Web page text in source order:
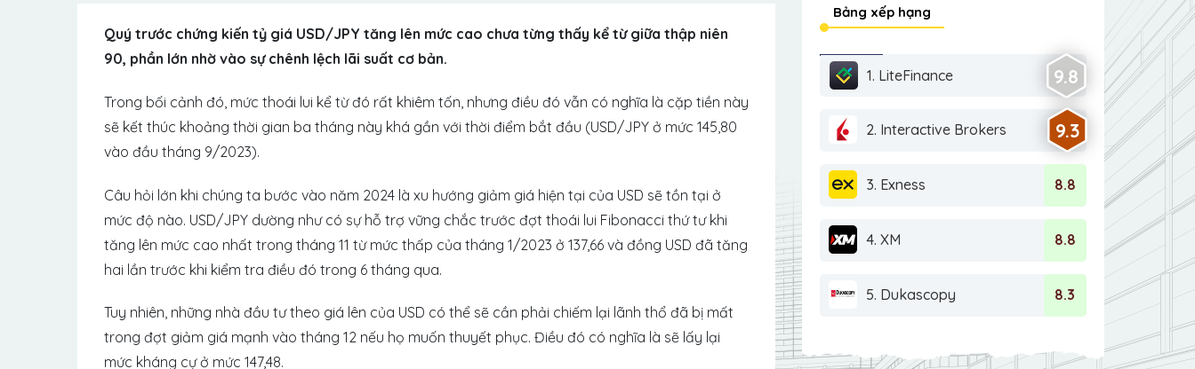
Quý trước chứng kiến ​​tỷ giá USD/JPY tăng lên mức cao chưa từng thấy kể từ giữa thập niên
90, phần lớn nhờ vào sự chênh lệch lãi suất cơ bản.
Trong bối cảnh đó, mức thoái lui kể từ đó rất khiêm tốn, nhưng điều đó vẫn có nghĩa là cặp tiền này
sẽ kết thúc khoảng thời gian ba tháng này khá gần với thời điểm bắt đầu (USD/JPY ở mức 145,80
vào đầu tháng 9/2023).
Câu hỏi lớn khi chúng ta bước vào năm 2024 là xu hướng giảm giá hiện tại của USD sẽ tồn tại ở
mức độ nào. USD/JPY dường như có sự hỗ trợ vững chắc trước đợt thoái lui Fibonacci thứ tư khi
tăng lên mức cao nhất trong tháng 11 từ mức thấp của tháng 1/2023 ở 137,66 và đồng USD đã tăng
hai lần trước khi kiểm tra điều đó trong 6 tháng qua.
Tuy nhiên, những nhà đầu tư theo giá lên của USD có thể sẽ cần phải chiếm lại lãnh thổ đã bị mất
trong đợt giảm giá mạnh vào tháng 12 nếu họ muốn thuyết phục. Điều đó có nghĩa là sẽ lấy lại
mức kháng cự ở mức 147,48.
Bảng xếp hạng
1. LiteFinance 9.8
2. Interactive Brokers 9.3
3. Exness 8.8
4. XM 8.8
5. Dukascopy 8.3